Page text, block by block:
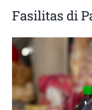
Fasilitas di